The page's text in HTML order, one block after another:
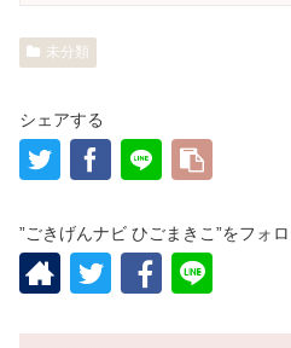
未分類
シェアする
”ごきげんナビ ひごまきこ”をフォ